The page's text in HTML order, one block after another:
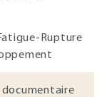
Rupture
documentaire